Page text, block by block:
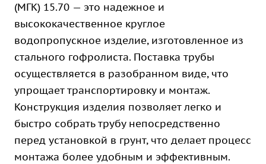
(МГК) 15.70 — это надежное и
высококачественное круглое
водопропускное изделие, изготовленное из
стального гофролиста. Поставка трубы
осуществляется в разобранном виде, что
упрощает транспортировку и монтаж.
Конструкция изделия позволяет легко и
быстро собрать трубу непосредственно
перед установкой в грунт, что делает процесс
монтажа более удобным и эффективным.